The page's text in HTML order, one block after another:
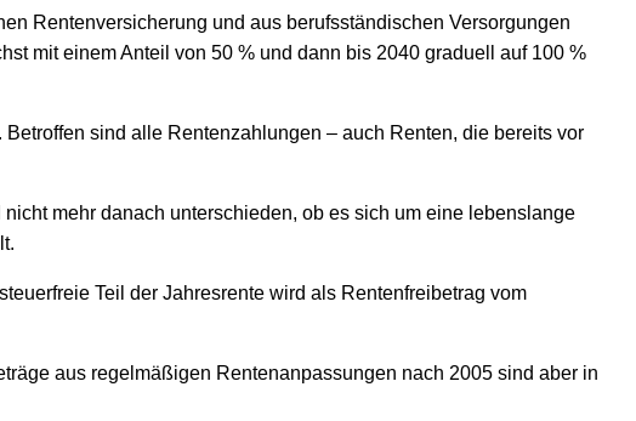
Rentenversicherung und aus berufsständischen Versorgungen
mit einem Anteil von 50 % und dann bis 2040 graduell auf 100 %
sind alle Rentenzahlungen – auch Renten, die bereits vor
mehr danach unterschieden, ob es sich um eine lebenslange
Teil der Jahresrente wird als Rentenfreibetrag vom
aus regelmäßigen Rentenanpassungen nach 2005 sind aber in